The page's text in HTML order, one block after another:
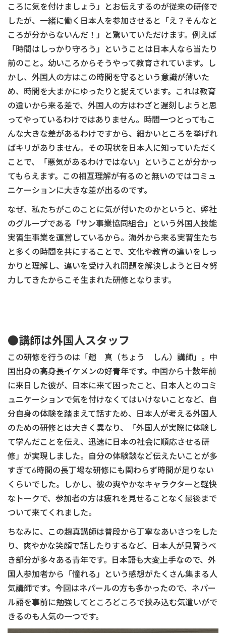
ころに気を付けましょう」とお伝えするのが従来の研修で
したが、一緒に働く日本人を参加させると「え？そんなと
ころが分からないんだ！」と驚いていただけます。例えば
「時間はしっかり守ろう」ということは日本人なら当たり
前のこと。幼いころからそうやって教育されています。し
かし、外国人の方はこの時間を守るという意識が薄いた
め、時間を大まかにゆったりと捉えています。これは教育
の違いから来る差で、外国人の方はわざと遅刻しようと思
ってやっているわけではありません。時間一つとってもこ
んな大きな差があるわけですから、細かいところを挙げれ
ばキリがありません。その現状を日本人に知っていただく
ことで、「悪気があるわけではない」ということが分かっ
てもらえます。この相互理解が有るのと無いのではコミュ
ニケーションに大きな差が出るのです。
なぜ、私たちがこのことに気が付いたのかというと、弊社
のグループである「サン事業協同組合」という外国人技能
実習生事業を運営しているから。海外から来る実習生たち
と多くの時間を共にすることで、文化や教育の違いをしっ
かりと理解し、違いを受け入れ問題を解決しようと日々努
力してきたからこそ生まれた研修となります。
●講師は外国人スタッフ
この研修を行うのは「趙 真（ちょう しん）講師」。中
国出身の高身長イケメンの好青年です。中国から十数年前
に来日した彼が、日本に来て困ったこと、日本人とのコミ
ュニケーションで気を付けなくてはいけないことなど、自
分自身の体験を踏まえて話すため、日本人が考える外国人
のための研修とは大きく異なり、「外国人が実際に体験し
て学んだことを伝え、迅速に日本の社会に順応させる研
修」が実現しました。自分の体験談など伝えたいことが多
すぎて6時間の長丁場な研修にも関わらず時間が足りない
くらいでした。しかし、彼の爽やかなキャラクターと軽快
なトークで、参加者の方は疲れを見せることなく最後まで
ついて来てくれました。
ちなみに、この趙真講師は普段から丁寧なあいさつをした
り、爽やかな笑顔で話したりするなど、日本人が見習うべ
き部分が多々ある青年です。日本語も大変上手なので、外
国人参加者から「憧れる」という感想がたくさん集まる人
気講師です。今回はネパールの方も多かったので、ネパー
ル語を事前に勉強してところどころで挟み込む気遣いがで
きるのも人気の一つです。